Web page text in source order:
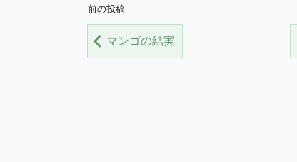
前の投稿
マンゴの結実